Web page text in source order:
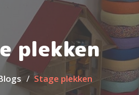
plekken
Stage plekken